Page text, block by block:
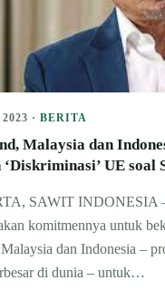
· BERITA
Malaysia dan
UE soal
SAWIT INDONESIA
komitmennya untuk
dan Indonesia –
di dunia – untuk…